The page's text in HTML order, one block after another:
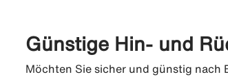
Günstige Hin- und
Möchten Sie sicher und günstig nach